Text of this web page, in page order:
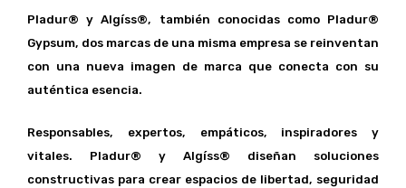
Pladur® y Algíss®, también conocidas como Pladur®
Gypsum, dos marcas de una misma empresa se reinventan
con una nueva imagen de marca que conecta con su
auténtica esencia.
Responsables, expertos, empáticos, inspiradores y
vitales. Pladur® y Algíss® diseñan soluciones
constructivas para crear espacios de libertad, seguridad